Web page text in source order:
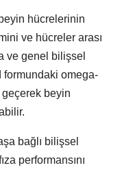
hücrelerinin
ve hücreler arası
ve genel bilişsel
omega-
beyin
bağlı bilişsel
performansını